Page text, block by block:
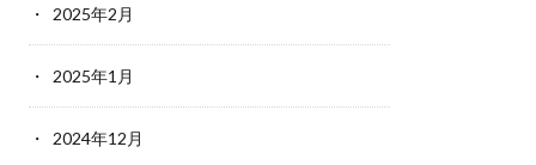
2025年2月
2025年1月
2024年12月